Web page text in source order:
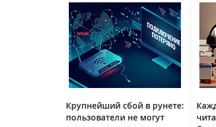
Крупнейший сбой в рунете:
пользователи не могут